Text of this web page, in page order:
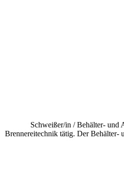
Schweißer/in / Behälter- und
Brennereitechnik tätig. Der Behälter-